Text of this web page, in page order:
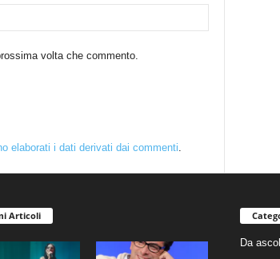
volta che commento.
elaborati i dati derivati dai commenti.
Articoli
Da